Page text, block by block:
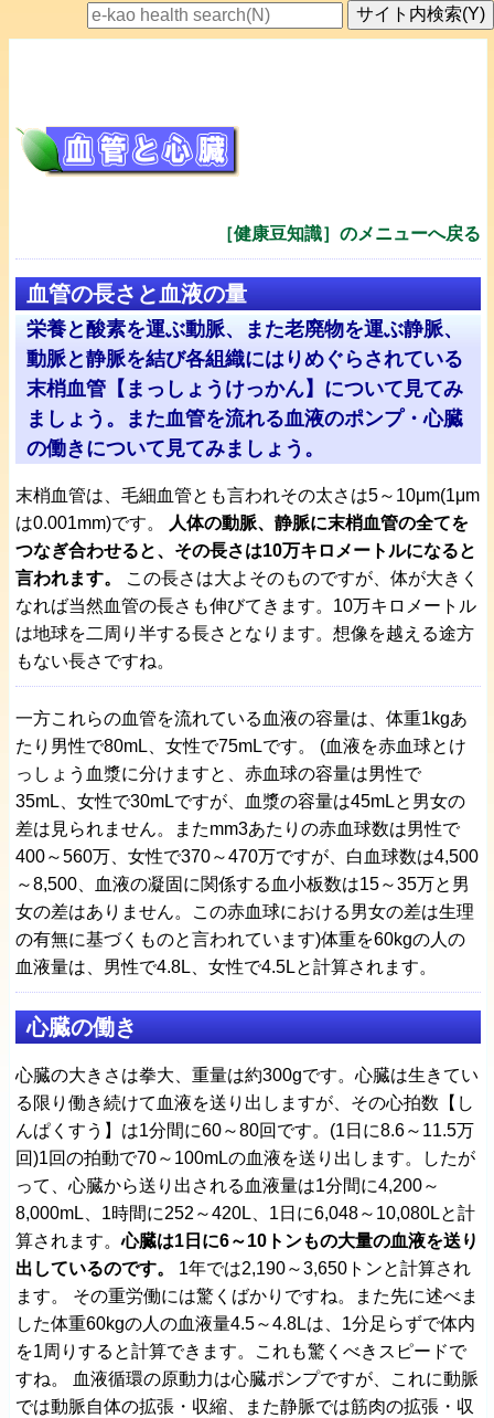
［健康豆知識］のメニューへ戻る
血管の長さと血液の量
栄養と酸素を運ぶ動脈、また老廃物を運ぶ静脈、
動脈と静脈を結び各組織にはりめぐらされている
末梢血管【まっしょうけっかん】について見てみ
ましょう。また血管を流れる血液のポンプ・心臓
の働きについて見てみましょう。
末梢血管は、毛細血管とも言われその太さは5～10μm(1μm
は0.001mm)です。
人体の動脈、静脈に末梢血管の全てを
つなぎ合わせると、その長さは10万キロメートルになると
言われます。
この長さは大よそのものですが、体が大きく
なれば当然血管の長さも伸びてきます。10万キロメートル
は地球を二周り半する長さとなります。想像を越える途方
もない長さですね。
一方これらの血管を流れている血液の容量は、体重1kgあ
たり男性で80mL、女性で75mLです。 (血液を赤血球とけ
っしょう血漿に分けますと、赤血球の容量は男性で
35mL、女性で30mLですが、血漿の容量は45mLと男女の
差は見られません。またmm3あたりの赤血球数は男性で
400～560万、女性で370～470万ですが、白血球数は4,500
～8,500、血液の凝固に関係する血小板数は15～35万と男
女の差はありません。この赤血球における男女の差は生理
の有無に基づくものと言われています)体重を60kgの人の
血液量は、男性で4.8L、女性で4.5Lと計算されます。
心臓の働き
心臓の大きさは拳大、重量は約300gです。心臓は生きてい
る限り働き続けて血液を送り出しますが、その心拍数【し
んぱくすう】は1分間に60～80回です。(1日に8.6～11.5万
回)1回の拍動で70～100mLの血液を送り出します。したが
って、心臓から送り出される血液量は1分間に4,200～
8,000mL、1時間に252～420L、1日に6,048～10,080Lと計
算されます。心臓は1日に6～10トンもの大量の血液を送り
出しているのです。
1年では2,190～3,650トンと計算され
ます。 その重労働には驚くばかりですね。また先に述べま
した体重60kgの人の血液量4.5～4.8Lは、1分足らずで体内
を1周りすると計算できます。これも驚くべきスピードで
すね。 血液循環の原動力は心臓ポンプですが、これに動脈
では動脈自体の拡張・収縮、また静脈では筋肉の拡張・収